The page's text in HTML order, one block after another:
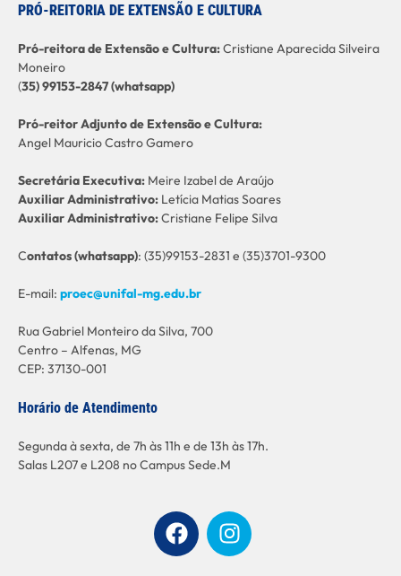
PRÓ-REITORIA DE EXTENSÃO E CULTURA
Pró-reitora de Extensão e Cultura:Cristiane Aparecida Silveira
Moneiro
(35) 99153-2847 (whatsapp)
Pró-reitor Adjunto de Extensão e Cultura:
Angel Mauricio Castro Gamero
Secretária Executiva: Meire Izabel de Araújo
Auxiliar Administrativo: Letícia Matias Soares
Auxiliar Administrativo:Cristiane Felipe Silva
Contatos (whatsapp): (35)99153-2831 e (35)3701-9300
E-mail: proec@unifal-mg.edu.br
Rua Gabriel Monteiro da Silva, 700
Centro – Alfenas, MG
CEP: 37130-001
Horário de Atendimento
Segunda à sexta, de 7h às 11h e de 13h às 17h.
Salas L207 e L208 no Campus Sede.M